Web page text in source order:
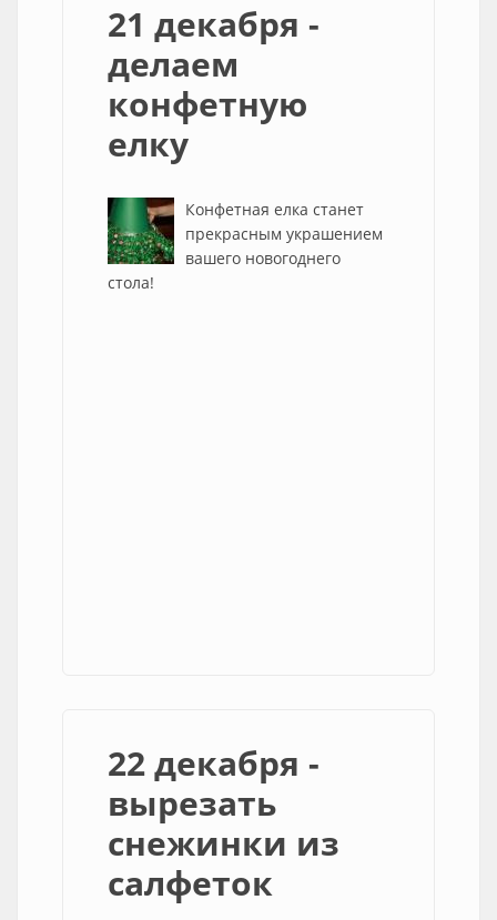
21 декабря -
делаем
конфетную
елку
Конфетная елка станет
прекрасным украшением
вашего новогоднего
стола!
22 декабря -
вырезать
снежинки из
салфеток